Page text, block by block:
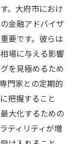
。大府市におけ
金融アドバイザ
要です。彼らは
場に与える影響
を見極めるため
門家との定期的
把握すること
大化するための
ティリティが増